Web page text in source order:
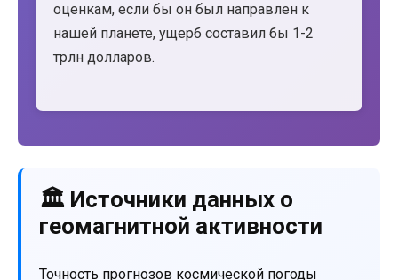
оценкам, если бы он был направлен к
нашей планете, ущерб составил бы 1-2
трлн долларов.
🏛️ Источники данных о
геомагнитной активности
Точность прогнозов космической погоды